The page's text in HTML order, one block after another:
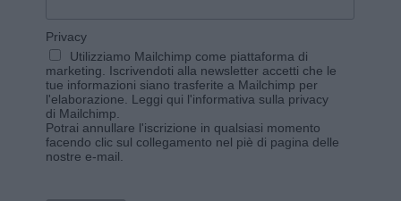
Privacy
Utilizziamo Mailchimp come piattaforma di
marketing. Iscrivendoti alla newsletter accetti che le
tue informazioni siano trasferite a Mailchimp per
l'elaborazione. Leggi qui l'informativa sulla privacy
di Mailchimp
Potrai annullare l'iscrizione in qualsiasi momento
facendo clic sul collegamento nel piè di pagina delle
nostre e-mail.